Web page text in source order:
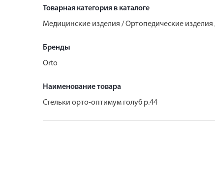
Товарная категория в каталоге
Медицинские изделия / Ортопедические изделия
Бренды
Orto
Наименование товара
Стельки орто-оптимум голуб р.44